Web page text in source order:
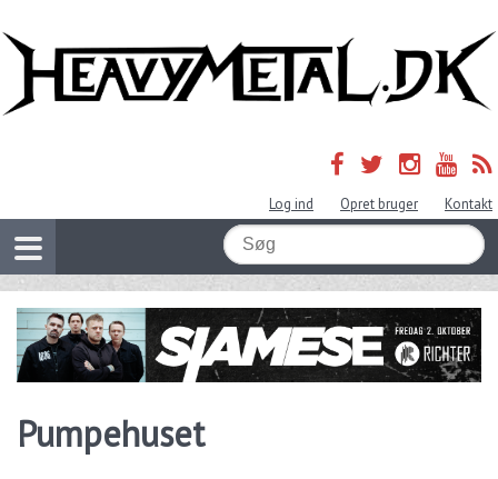
Log ind Opret bruger Kontakt
Pumpehuset